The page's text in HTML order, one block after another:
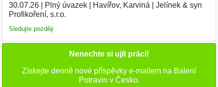
30.07.26| Plný úvazek| Havířov, Karviná
Jelínek & syn
Profikoření, s.r.o.
Sledujte později
Nenechte si ujít práci!
Získejte denně nové příspěvky e-mailem na Balení
Potravin v Česko.